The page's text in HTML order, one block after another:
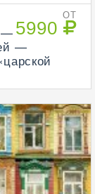
ОТ
5990
—
—